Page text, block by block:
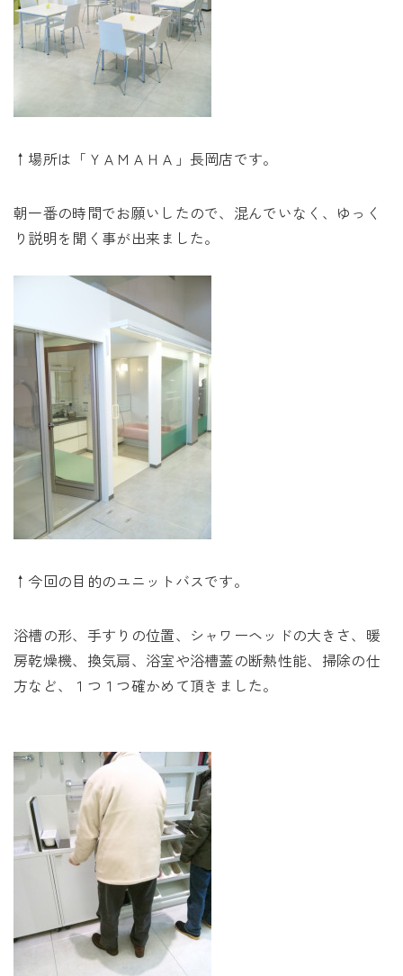
↑場所は「ＹＡＭＡＨＡ」長岡店です。
朝一番の時間でお願いしたので、混んでいなく、ゆっく
り説明を聞く事が出来ました。
↑今回の目的のユニットバスです。
浴槽の形、手すりの位置、シャワーヘッドの大きさ、暖
房乾燥機、換気扇、浴室や浴槽蓋の断熱性能、掃除の仕
方など、１つ１つ確かめて頂きました。